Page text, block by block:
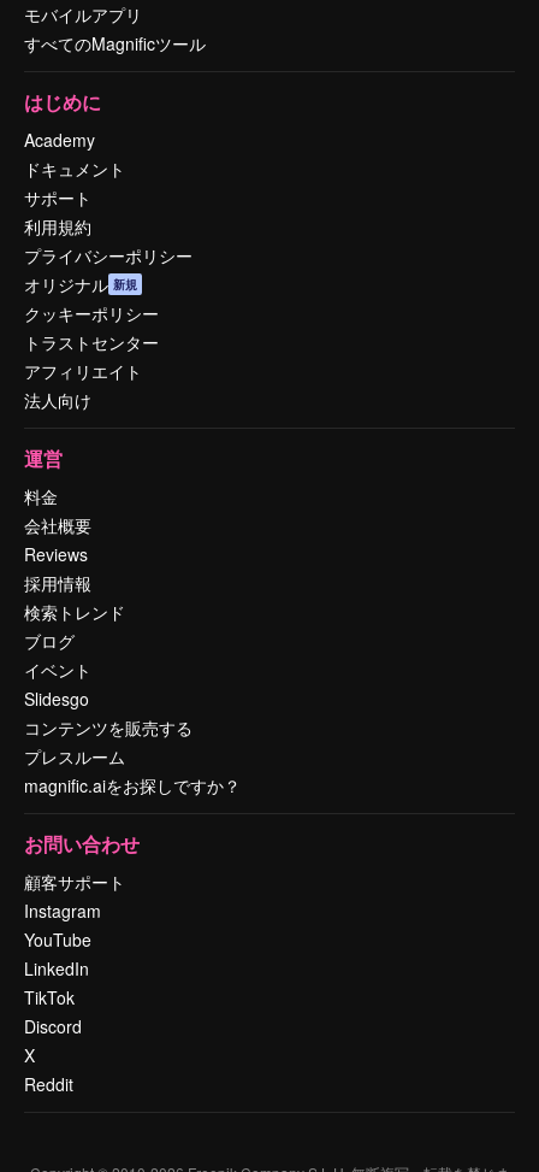
モバイルアプリ
すべてのMagnificツール
はじめに
Academy
ドキュメント
サポート
利用規約
プライバシーポリシー
オリジナル 新規
クッキーポリシー
トラストセンター
アフィリエイト
法人向け
運営
料金
会社概要
Reviews
採用情報
検索トレンド
ブログ
イベント
Slidesgo
コンテンツを販売する
プレスルーム
magnific.aiをお探しですか？
お問い合わせ
顧客サポート
Instagram
YouTube
LinkedIn
TikTok
Discord
X
Reddit